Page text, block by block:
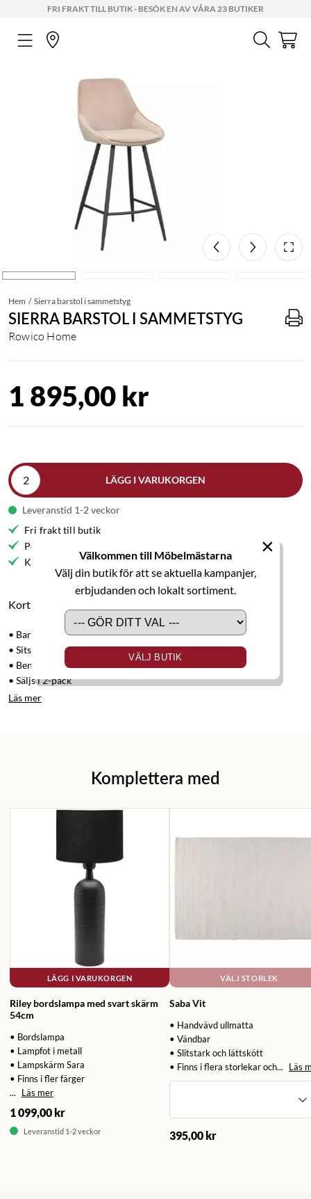
FRI FRAKT TILL BUTIK - BESÖK EN AV VÅRA 23 BUTIKER
Välkommen till Möbelmästarna
Välj din butik för att se aktuella kampanjer,
erbjudanden och lokalt sortiment.
VÄLJ BUTIK
×
Hem Sierra barstol i sammetstyg
SIERRA BARSTOL I SAMMETSTYG
Rowico Home
1 895,00 kr
LÄGG I VARUKORGEN
Leveranstid 1-2 veckor
Fri frakt till butik
Personlig service
Kvalitetsmöbler
Kort produktbeskrivning
• Barstol
• Sits i beigt sammetstyg
• Ben i svart pulverlackad metall
• Säljs i 2-pack
Läs mer
Komplettera med
LÄGG I VARUKORGEN
Riley bordslampa med svart skärm
54cm
• Bordslampa
• Lampfot i metall
• Lampskärm Sara
• Finns i fler färger
...
Läs mer
1 099,00 kr
Leveranstid 1-2 veckor
VÄLJ STORLEK
Saba Vit
• Handvävd ullmatta
• Vändbar
• Slitstark och lättskött
• Finns i flera storlekar och...
Läs
395,00 kr